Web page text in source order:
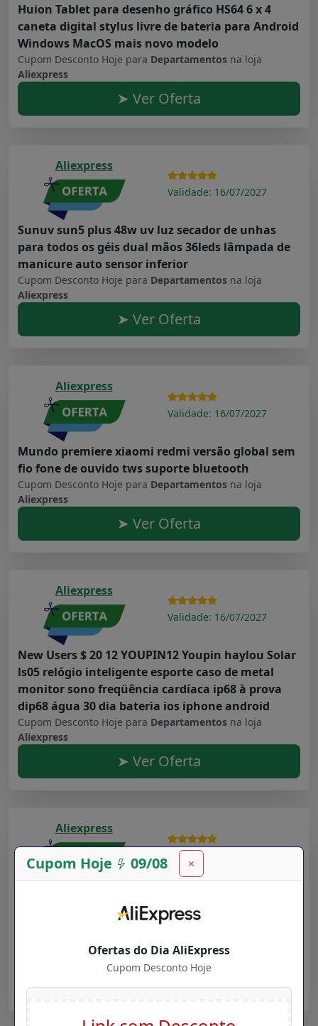
Huion Tablet para desenho gráfico HS64 6 x 4
caneta digital stylus livre de bateria para Android
Windows MacOS mais novo modelo
Cupom Desconto Hoje para Departamentos na loja
Aliexpress
➤ Ver Oferta
Aliexpress
Validade: 16/07/2027
Sunuv sun5 plus 48w uv luz secador de unhas
para todos os géis dual mãos 36leds lâmpada de
manicure auto sensor inferior
Cupom Desconto Hoje para Departamentos na loja
Aliexpress
➤ Ver Oferta
Aliexpress
Validade: 16/07/2027
Mundo premiere xiaomi redmi versão global sem
fio fone de ouvido tws suporte bluetooth
Cupom Desconto Hoje para Departamentos na loja
Aliexpress
➤ Ver Oferta
Aliexpress
Validade: 16/07/2027
New Users $ 20 12 YOUPIN12 Youpin haylou Solar
ls05 relógio inteligente esporte caso de metal
monitor sono freqüência cardíaca ip68 à prova
dip68 água 30 dia bateria ios iphone android
Cupom Desconto Hoje para Departamentos na loja
Aliexpress
➤ Ver Oferta
Aliexpress
Validade: 16/07/2027
flexível rgb 5050 decoração luz de fundo luz
noturna fio luminoso para o quarto
Cupom Desconto Hoje para Departamentos
➤ Ver Oferta
Cupom Hoje 09/08 ×
Ofertas do Dia AliExpress
Cupom Desconto Hoje